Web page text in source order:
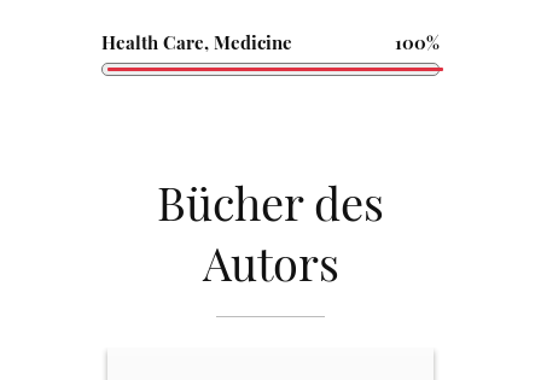
Health Care, Medicine 100%
Bücher des
Autors